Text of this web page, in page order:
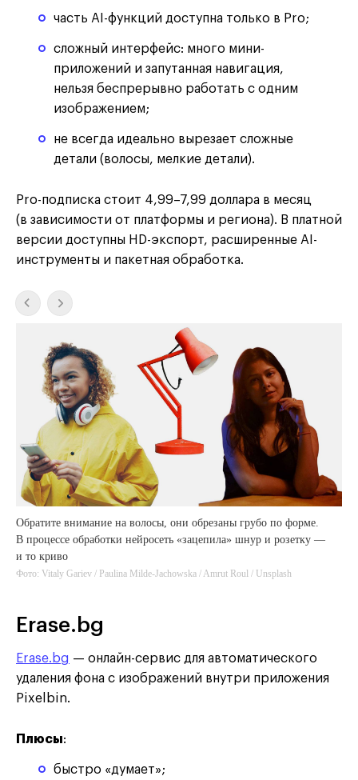
часть AI-функций доступна только в Pro;
сложный интерфейс: много мини-
приложений и запутанная навигация,
нельзя беспрерывно работать с одним
изображением;
не всегда идеально вырезает сложные
детали (волосы, мелкие детали).
Pro-подписка стоит 4,99–7,99 доллара в месяц
(в зависимости от платформы и региона). В платной
версии доступны HD-экспорт, расширенные AI-
инструменты и пакетная обработка.
Обратите внимание на волосы, они обрезаны грубо по форме.
В процессе обработки нейросеть «зацепила» шнур и розетку —
и то криво
Фото: Vitaly Gariev / Paulina Milde-Jachowska / Amrut Roul / Unsplash
PhotoGrid
Erase.bg
Erase.bg — онлайн-сервис для автоматического
удаления фона с изображений внутри приложения
Pixelbin.
Плюсы:
быстро «думает»;